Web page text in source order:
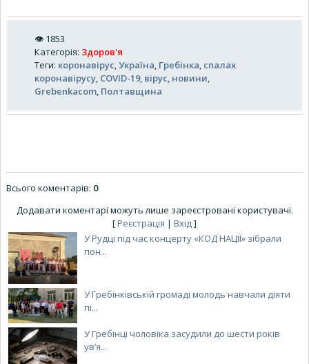
👁 1853
Категорія: Здоров'я
Теги: коронавірус Україна Гребінка спалах
коронавірусу COVID-19, вірус новини
Grebenkacom Полтавщина
Всього коментарів: 0
Додавати коментарі можуть лише зареєстровані користувачі.
[Реєстрація | Вхід ]
У Рудці під час концерту «КОД НАЦІЇ» зібрали
пон...
У Гребінківській громаді молодь навчали діяти
пі...
У Гребінці чоловіка засудили до шести років
ув’я...